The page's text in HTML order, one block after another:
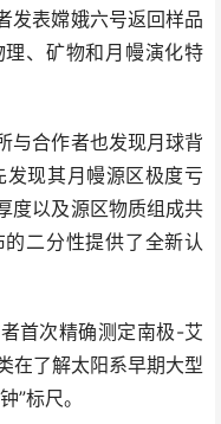
发表嫦娥六号返回样品
、矿物和月幔演化特
合作者也发现月球背
现其月幔源区极度亏
度以及源区物质组成共
二分性提供了全新认
首次精确测定南极-艾
在了解太阳系早期大型
”标尺。